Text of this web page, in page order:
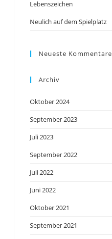
Lebenszeichen
Neulich auf dem Spielplatz
Neueste Kommentare
Archiv
Oktober 2024
September 2023
Juli 2023
September 2022
Juli 2022
Juni 2022
Oktober 2021
September 2021